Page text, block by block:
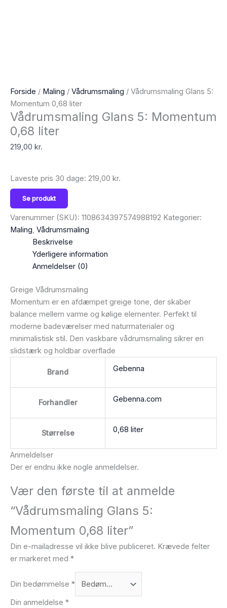
Forside / Maling / Vådrumsmaling / Vådrumsmaling Glans 5:
Momentum 0,68 liter
Vådrumsmaling Glans 5: Momentum
0,68 liter
219,00 kr.
Laveste pris 30 dage: 219,00 kr.
Se produkt
Varenummer (SKU): 1108634397574988192 Kategorier:
Maling, Vådrumsmaling
Beskrivelse
Yderligere information
Anmeldelser (0)
Greige Vådrumsmaling
Momentum er en afdæmpet greige tone, der skaber
balance mellem varme og kølige elementer. Perfekt til
moderne badeværelser med naturmaterialer og
minimalistisk stil. Den vaskbare vådrumsmaling sikrer en
slidstærk og holdbar overflade
Brand Gebenna
Forhandler Gebenna.com
Størrelse 0,68 liter
Anmeldelser
Der er endnu ikke nogle anmeldelser.
Vær den første til at anmelde
“Vådrumsmaling Glans 5:
Momentum 0,68 liter”
Din e-mailadresse vil ikke blive publiceret. Krævede felter
er markeret med *
Din bedømmelse *
Din anmeldelse *